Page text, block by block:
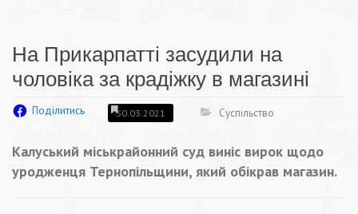
На Прикарпатті засудили на
чоловіка за крадіжку в магазині
Поділитись 30.03.2021 Суспільство
Калуський міськрайонний суд виніс вирок щодо
уродженця Тернопільщини, який обікрав магазин.